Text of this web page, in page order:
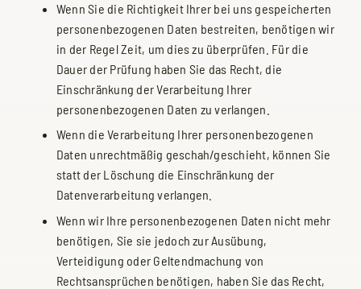
Wenn Sie die Richtigkeit Ihrer bei uns gespeicherten
personenbezogenen Daten bestreiten, benötigen wir
in der Regel Zeit, um dies zu überprüfen. Für die
Dauer der Prüfung haben Sie das Recht, die
Einschränkung der Verarbeitung Ihrer
personenbezogenen Daten zu verlangen.
Wenn die Verarbeitung Ihrer personenbezogenen
Daten unrechtmäßig geschah/geschieht, können Sie
statt der Löschung die Einschränkung der
Datenverarbeitung verlangen.
Wenn wir Ihre personenbezogenen Daten nicht mehr
benötigen, Sie sie jedoch zur Ausübung,
Verteidigung oder Geltendmachung von
Rechtsansprüchen benötigen, haben Sie das Recht,